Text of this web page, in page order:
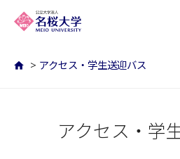
> アクセス・学生送迎バス
アクセス・学